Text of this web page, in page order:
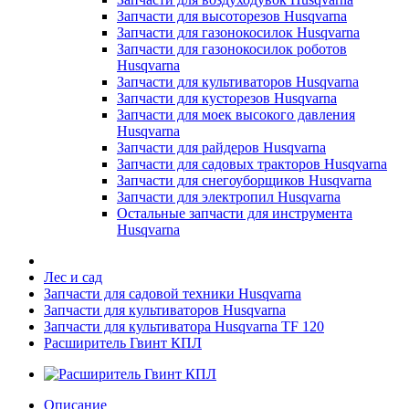
Запчасти для высоторезов Husqvarna
Запчасти для газонокосилок Husqvarna
Запчасти для газонокосилок роботов
Husqvarna
Запчасти для культиваторов Husqvarna
Запчасти для кусторезов Husqvarna
Запчасти для моек высокого давления
Husqvarna
Запчасти для райдеров Husqvarna
Запчасти для садовых тракторов Husqvarna
Запчасти для снегоуборщиков Husqvarna
Запчасти для электропил Husqvarna
Остальные запчасти для инструмента
Husqvarna
Лес и сад
Запчасти для садовой техники Husqvarna
Запчасти для культиваторов Husqvarna
Запчасти для культиватора Husqvarna TF 120
Расширитель Гвинт КПЛ
Описание